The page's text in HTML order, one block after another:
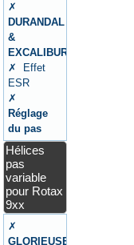
✗
DURANDAL
&
EXCALIBUR
✗ Effet
ESR
✗
Réglage
du pas
Hélices
pas
variable
pour Rotax
9xx
✗
GLORIEUSE